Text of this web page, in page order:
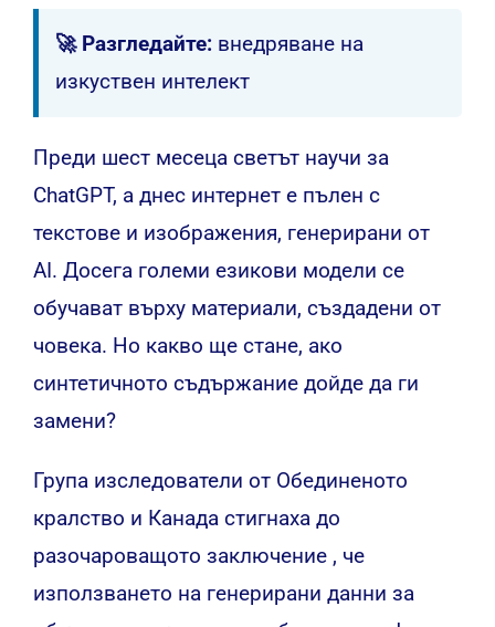
🚀 Разгледайте: внедряване на
изкуствен интелект
Преди шест месеца светът научи за
ChatGPT, а днес интернет е пълен с
текстове и изображения, генерирани от
AI. Досега големи езикови модели се
обучават върху материали, създадени от
човека. Но какво ще стане, ако
синтетичното съдържание дойде да ги
замени?
Група изследователи от Обединеното
кралство и Канада стигнаха до
разочароващото заключение , че
използването на генерирани данни за